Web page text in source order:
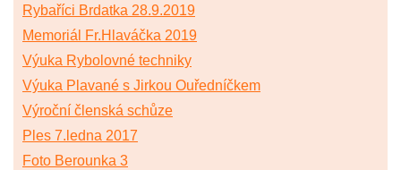
Rybaříci Brdatka 28.9.2019
Memoriál Fr.Hlaváčka 2019
Výuka Rybolovné techniky
Výuka Plavané s Jirkou Ouředníčkem
Výroční členská schůze
Ples 7.ledna 2017
Foto Berounka 3